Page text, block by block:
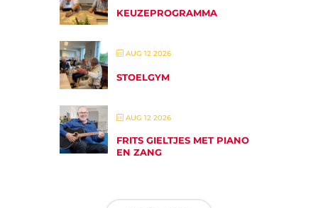
KEUZEPROGRAMMA
AUG 12 2026
STOELGYM
AUG 12 2026
FRITS GIELTJES MET PIANO
EN ZANG